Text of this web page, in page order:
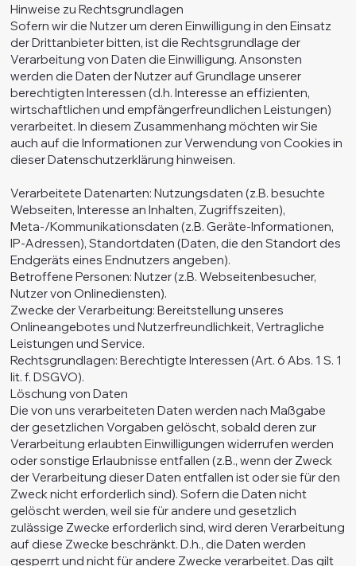
Hinweise zu Rechtsgrundlagen
Sofern wir die Nutzer um deren Einwilligung in den Einsatz
der Drittanbieter bitten, ist die Rechtsgrundlage der
Verarbeitung von Daten die Einwilligung. Ansonsten
werden die Daten der Nutzer auf Grundlage unserer
berechtigten Interessen (d.h. Interesse an effizienten,
wirtschaftlichen und empfängerfreundlichen Leistungen)
verarbeitet. In diesem Zusammenhang möchten wir Sie
auch auf die Informationen zur Verwendung von Cookies in
dieser Datenschutzerklärung hinweisen.
Verarbeitete Datenarten: Nutzungsdaten (z.B. besuchte
Webseiten, Interesse an Inhalten, Zugriffszeiten),
Meta-/Kommunikationsdaten (z.B. Geräte-Informationen,
IP-Adressen), Standortdaten (Daten, die den Standort des
Endgeräts eines Endnutzers angeben).
Betroffene Personen: Nutzer (z.B. Webseitenbesucher,
Nutzer von Onlinediensten).
Zwecke der Verarbeitung: Bereitstellung unseres
Onlineangebotes und Nutzerfreundlichkeit, Vertragliche
Leistungen und Service.
Rechtsgrundlagen: Berechtigte Interessen (Art. 6 Abs. 1 S. 1
lit. f. DSGVO).
Löschung von Daten
Die von uns verarbeiteten Daten werden nach Maßgabe
der gesetzlichen Vorgaben gelöscht, sobald deren zur
Verarbeitung erlaubten Einwilligungen widerrufen werden
oder sonstige Erlaubnisse entfallen (z.B., wenn der Zweck
der Verarbeitung dieser Daten entfallen ist oder sie für den
Zweck nicht erforderlich sind). Sofern die Daten nicht
gelöscht werden, weil sie für andere und gesetzlich
zulässige Zwecke erforderlich sind, wird deren Verarbeitung
auf diese Zwecke beschränkt. D.h., die Daten werden
gesperrt und nicht für andere Zwecke verarbeitet. Das gilt